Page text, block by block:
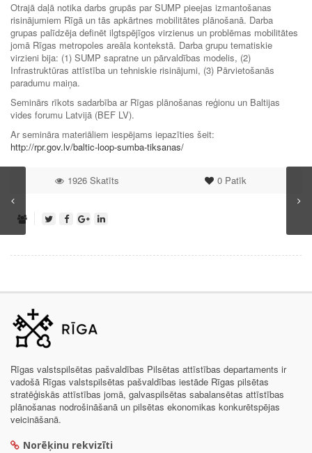
Otrajā daļā notika darbs grupās par SUMP pieejas izmantošanas
risinājumiem Rīgā un tās apkārtnes mobilitātes plānošanā. Darba
grupas palīdzēja definēt ilgtspējīgos virzienus un problēmas mobilitātes
jomā Rīgas metropoles areāla kontekstā. Darba grupu tematiskie
virzieni bija: (1) SUMP sapratne un pārvaldības modelis, (2)
Infrastruktūras attīstība un tehniskie risinājumi, (3) Pārvietošanās
paradumu maiņa.
Seminārs rīkots sadarbība ar Rīgas plānošanas reģionu un Baltijas
vides forumu Latvijā (BEF LV).
Ar semināra materiāliem iespējams iepazīties šeit:
http://rpr.gov.lv/baltic-loop-sumba-tiksanas/
0Patīk
1926 Skatīts
Rīgas valstspilsētas pašvaldības Pilsētas attīstības departaments ir
vadošā Rīgas valstspilsētas pašvaldības iestāde Rīgas pilsētas
stratēģiskās attīstības jomā, galvaspilsētas sabalansētas attīstības
plānošanas nodrošināšanā un pilsētas ekonomikas konkurētspējas
veicināšanā.
Norēķinu rekvizīti